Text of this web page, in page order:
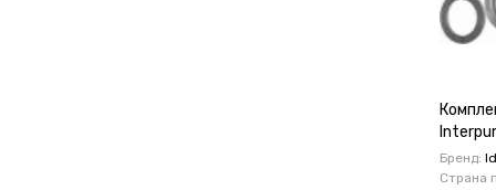
Бренд:
Страна